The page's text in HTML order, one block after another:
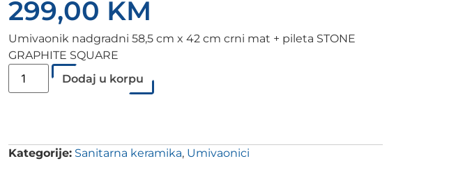
299,00 KM
Umivaonik nadgradni 58,5 cm x 42 cm crni mat + pileta STONE
GRAPHITE SQUARE
Dodaj u korpu
Kategorije: Sanitarna keramika, Umivaonici